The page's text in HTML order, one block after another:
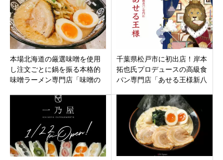
本場北海道の厳選味噌を使用
し注文ごとに鍋を振る本格的
味噌ラーメン専門店「味噌の
千葉県松戸市に初出店！岸本
拓也氏プロデュースの高級食
パン専門店「あせる王様新八